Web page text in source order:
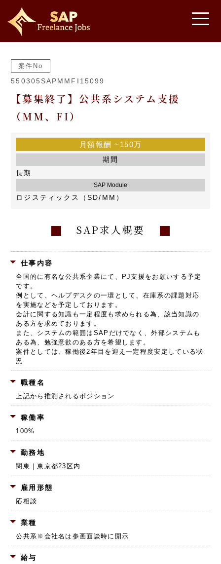
案件No
550305SAPMMFI15099
【募集終了】公共系システム支援
（MM、FI）
月額報酬 ~150万
期間
長期
SAP Module
ロジスティックス（SD/MM）
SAP求人概要
仕事内容
全国的に有名な公共系企業にて、PJ支援をお願いする予定
です。
例として、ヘルプデスクの一環として、在庫系の課題対応
を実施などを予定しております。
会計に関する知識も一定程度も求められる為、該当知識の
ある方を求めております。
また、システムの範囲はSAPだけでなく、外部システムも
ある為、勉強意欲のある方を希望します。
案件としては、稼働後2年目を迎え一定程度安定している状
況
職種名
上記から推測されるポジション
稼働率
100%
勤務地
関東｜東京都23区内
雇用形態
応相談
業種
公共系 ※会社名は参画面談時に開示
給与